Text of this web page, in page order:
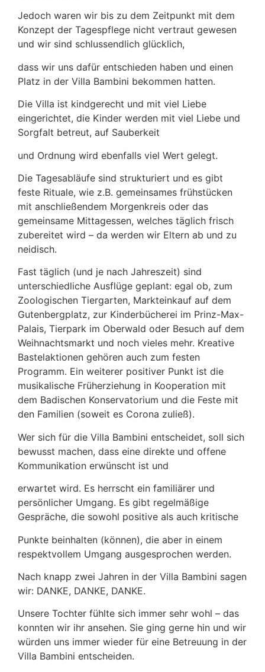
Jedoch waren wir bis zu dem Zeitpunkt mit dem
Konzept der Tagespflege nicht vertraut gewesen
und wir sind schlussendlich glücklich,
dass wir uns dafür entschieden haben und einen
Platz in der Villa Bambini bekommen hatten.
Die Villa ist kindgerecht und mit viel Liebe
eingerichtet, die Kinder werden mit viel Liebe und
Sorgfalt betreut, auf Sauberkeit
und Ordnung wird ebenfalls viel Wert gelegt.
Die Tagesabläufe sind strukturiert und es gibt
feste Rituale, wie z.B. gemeinsames frühstücken
mit anschließendem Morgenkreis oder das
gemeinsame Mittagessen, welches täglich frisch
zubereitet wird – da werden wir Eltern ab und zu
neidisch.
Fast täglich (und je nach Jahreszeit) sind
unterschiedliche Ausflüge geplant: egal ob, zum
Zoologischen Tiergarten, Markteinkauf auf dem
Gutenbergplatz, zur Kinderbücherei im Prinz-Max-
Palais, Tierpark im Oberwald oder Besuch auf dem
Weihnachtsmarkt und noch vieles mehr. Kreative
Bastelaktionen gehören auch zum festen
Programm. Ein weiterer positiver Punkt ist die
musikalische Früherziehung in Kooperation mit
dem Badischen Konservatorium und die Feste mit
den Familien (soweit es Corona zuließ).
Wer sich für die Villa Bambini entscheidet, soll sich
bewusst machen, dass eine direkte und offene
Kommunikation erwünscht ist und
erwartet wird. Es herrscht ein familiärer und
persönlicher Umgang. Es gibt regelmäßige
Gespräche, die sowohl positive als auch kritische
Punkte beinhalten (können), die aber in einem
respektvollem Umgang ausgesprochen werden.
Nach knapp zwei Jahren in der Villa Bambini sagen
wir: DANKE, DANKE, DANKE.
Unsere Tochter fühlte sich immer sehr wohl – das
konnten wir ihr ansehen. Sie ging gerne hin und wir
würden uns immer wieder für eine Betreuung in der
Villa Bambini entscheiden.